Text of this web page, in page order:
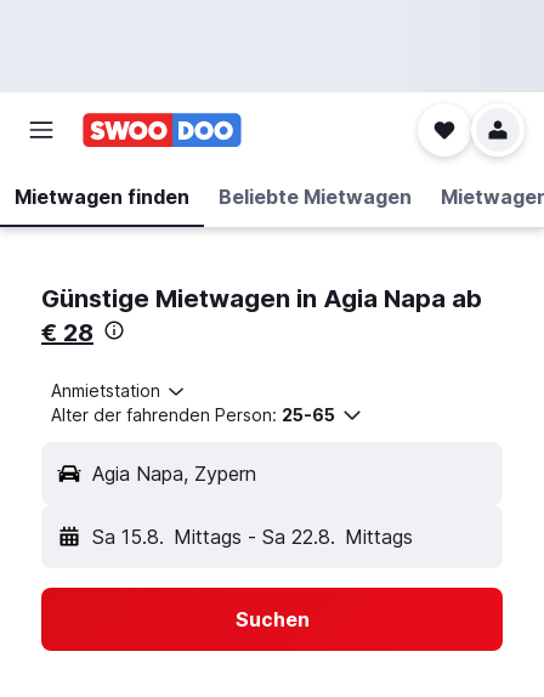
Mietwagen finden Beliebte Mietwagen
Günstige Mietwagen in Agia Napa ab
€ 28
Anmietstation
Alter der fahrenden Person: 25-65
Agia Napa, Zypern
Sa 15.8. Mittags - Sa 22.8. Mittags
Suchen